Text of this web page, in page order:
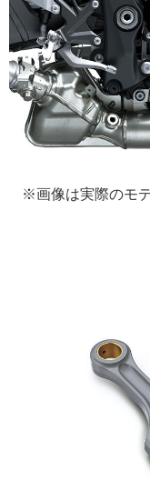
※画像は実際のモ